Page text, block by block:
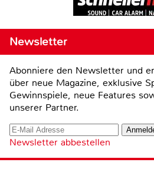
Newsletter
Abonniere den Newsletter und
über neue Magazine, exklusive
Gewinnspiele, neue Features
unserer Partner.
Newsletter abbestellen